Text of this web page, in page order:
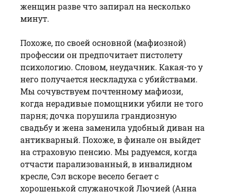
женщин разве что запирал на несколько
минут.
Похоже, по своей основной (мафиозной)
профессии он предпочитает пистолету
психологию. Словом, неудачник. Какая-то у
него получается нескладуха с убийствами.
Мы сочувствуем почтенному мафиози,
когда нерадивые помощники убили не того
парня; дочка порушила грандиозную
свадьбу и жена заменила удобный диван на
антикварный. Похоже, в финале он выйдет
на страховую пенсию. Мы радуемся, когда
отчасти парализованный, в инвалидном
кресле, Сэл вскоре весело бегает с
хорошенькой служаночкой Лючией (Анна